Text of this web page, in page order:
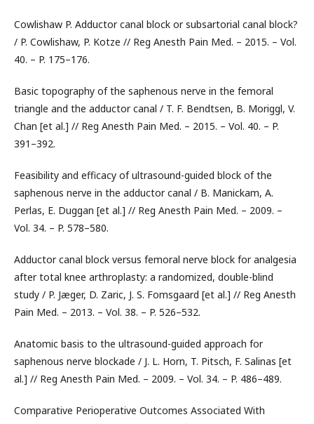
Cowlishaw P. Adductor canal block or subsartorial canal block?
/ P. Cowlishaw, P. Kotze // Reg Anesth Pain Med. – 2015. – Vol.
40. – P. 175–176.
Basic topography of the saphenous nerve in the femoral
triangle and the adductor canal / T. F. Bendtsen, B. Moriggl, V.
Chan [et al.] // Reg Anesth Pain Med. – 2015. – Vol. 40. – P.
391–392.
Feasibility and efficacy of ultrasound-guided block of the
saphenous nerve in the adductor canal / B. Manickam, A.
Perlas, E. Duggan [et al.] // Reg Anesth Pain Med. – 2009. –
Vol. 34. – P. 578–580.
Adductor canal block versus femoral nerve block for analgesia
after total knee arthroplasty: a randomized, double-blind
study / P. Jæger, D. Zaric, J. S. Fomsgaard [et al.] // Reg Anesth
Pain Med. – 2013. – Vol. 38. – P. 526–532.
Anatomic basis to the ultrasound-guided approach for
saphenous nerve blockade / J. L. Horn, T. Pitsch, F. Salinas [et
al.] // Reg Anesth Pain Med. – 2009. – Vol. 34. – P. 486–489.
Comparative Perioperative Outcomes Associated With